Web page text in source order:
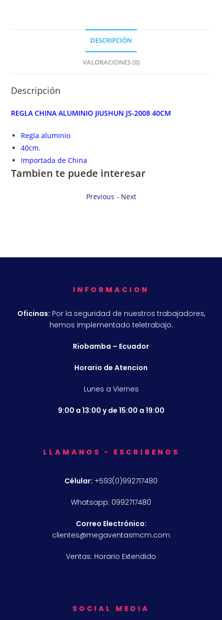
DESCRIPCIÓN
VALORACIONES (0)
Descripción
REGLA CHINA ALUMINIO JIUSHUN JS-2008 40CM
Regla aluminio
40cm.
Importada de China
Tambien te puede interesar
Previous - Next
INFORMACION
Oficinas: Por la seguridad de nuestros trabajadores,
hemos implementado teletrabajo.
Riobamba – Ecuador
Horario de Atencion
Lunes a Viernes
9:00 a 13:00 y de 15:00 a 19:00
LLAMANOS - ESCRIBENOS
Célular: +593(0)992717480
Whatsapp: 0992717480
Correo Electrónico:
clientes@megaventasmcm.com
Ventas: Horario Extendido
SOCIAL MEDIA